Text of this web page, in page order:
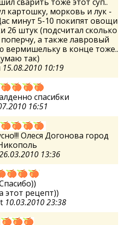
картошку, морковь и лук -
минут 5-10 покипят овощи
26 штук (подсчитал сколько
а также лавровый
вермишельку в конце тоже..
так)
15.08.2010 10:19
спасибки
16:51
Олеся Догонова город
13:36
этот рецепт))
10.03.2010 23:38